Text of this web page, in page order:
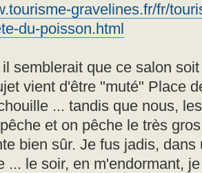
gravelines.fr/fr/
du-poisson.html
semblerait que ce salon
vient d'être "muté" Place
... tandis que nous,
et on pêche le très
bien sûr. Je fus jadis,
... le soir, en m'endormant,